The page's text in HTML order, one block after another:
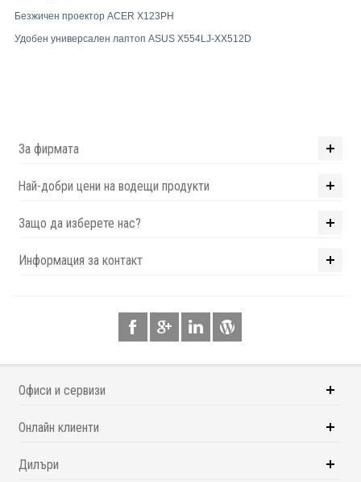
Безжичен проектор ACER X123PH
Удобен универсален лаптоп ASUS X554LJ-XX512D
За фирмата
Най-добри цени на водещи продукти
Защо да изберете нас?
Информация за контакт
Офиси и сервизи
Онлайн клиенти
Дилъри